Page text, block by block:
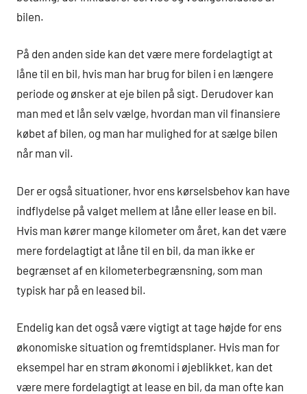
bilen.
På den anden side kan det være mere fordelagtigt at
låne til en bil, hvis man har brug for bilen i en længere
periode og ønsker at eje bilen på sigt. Derudover kan
man med et lån selv vælge, hvordan man vil finansiere
købet af bilen, og man har mulighed for at sælge bilen
når man vil.
Der er også situationer, hvor ens kørselsbehov kan have
indflydelse på valget mellem at låne eller lease en bil.
Hvis man kører mange kilometer om året, kan det være
mere fordelagtigt at låne til en bil, da man ikke er
begrænset af en kilometerbegrænsning, som man
typisk har på en leased bil.
Endelig kan det også være vigtigt at tage højde for ens
økonomiske situation og fremtidsplaner. Hvis man for
eksempel har en stram økonomi i øjeblikket, kan det
være mere fordelagtigt at lease en bil, da man ofte kan